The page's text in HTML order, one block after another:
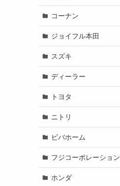
コーナン
ジョイフル本田
スズキ
ディーラー
トヨタ
ニトリ
ビバホーム
フジコーポレーション
ホンダ